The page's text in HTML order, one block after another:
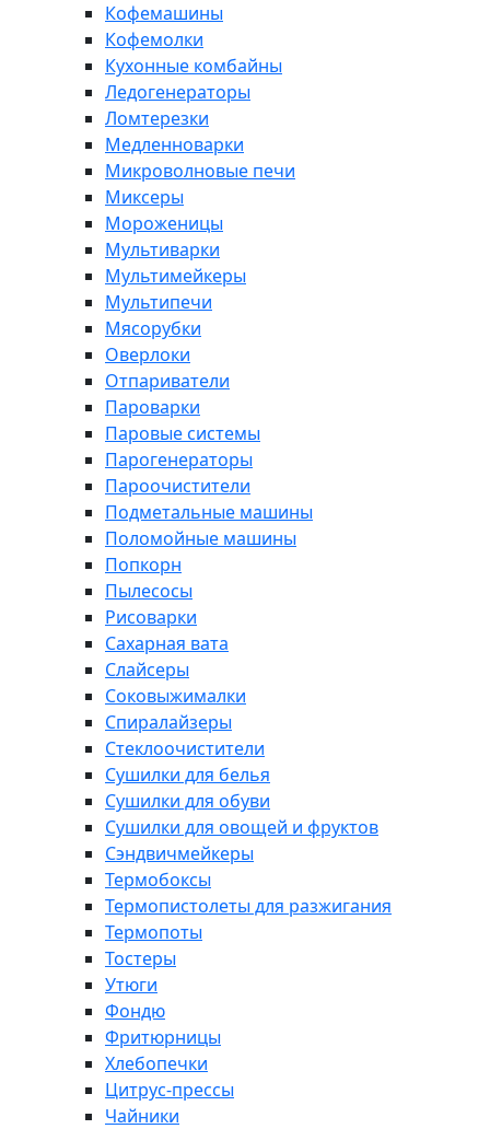
Кофемашины
Кофемолки
Кухонные комбайны
Ледогенераторы
Ломтерезки
Медленноварки
Микроволновые печи
Миксеры
Мороженицы
Мультиварки
Мультимейкеры
Мультипечи
Мясорубки
Оверлоки
Отпариватели
Пароварки
Паровые системы
Парогенераторы
Пароочистители
Подметальные машины
Поломойные машины
Попкорн
Пылесосы
Рисоварки
Сахарная вата
Слайсеры
Соковыжималки
Спиралайзеры
Стеклоочистители
Сушилки для белья
Сушилки для обуви
Сушилки для овощей и фруктов
Сэндвичмейкеры
Термобоксы
Термопистолеты для разжигания
Термопоты
Тостеры
Утюги
Фондю
Фритюрницы
Хлебопечки
Цитрус-прессы
Чайники